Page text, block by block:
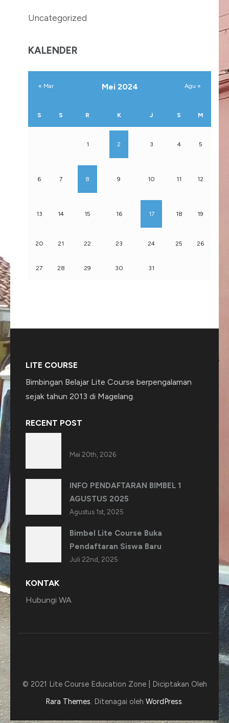
Uncategorized
KALENDER
Mei 2024
S S R K J S M
1 2 3 4 5
6 7 8 9 10 11 12
13 14 15 16 17 18 19
20 21 22 23 24 25 26
27 28 29 30 31
« Mar Agu »
LITE COURSE
Bimbingan Belajar Lite Course berpengalaman
sejak tahun 2013 di Magelang.
RECENT POST
Mei 20th, 2026
INFO PENDAFTARAN BIMBEL 1
AGUSTUS 2025
Agustus 1st, 2025
Bimbel Lite Course Buka
Pendaftaran Siswa Baru
Juli 22nd, 2025
KONTAK
Hubungi WA
© 2021 Lite Course Education Zone | Diciptakan Oleh
Rara Themes. Ditenagai oleh WordPress.